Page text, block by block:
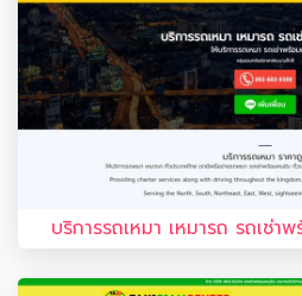
บริการรถเหมา เหมารถ รถเช่